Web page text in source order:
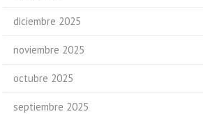
diciembre 2025
noviembre 2025
octubre 2025
septiembre 2025